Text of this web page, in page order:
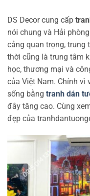
DS Decor cung cấp
nói chung và Hải
cảng quan trọng, trung
thời cũng là trung tâm
học, thương mại và
của Việt Nam. Chính vì
sống bằng tranh dán
đây tăng cao. Cùng
đẹp của